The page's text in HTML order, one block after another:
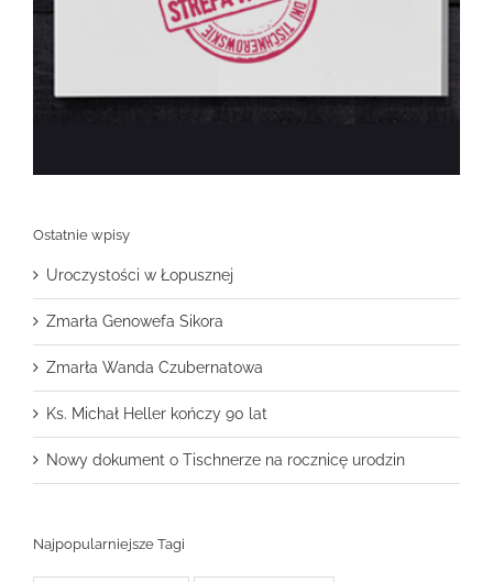
Ostatnie wpisy
Uroczystości w Łopusznej
Zmarła Genowefa Sikora
Zmarła Wanda Czubernatowa
Ks. Michał Heller kończy 90 lat
Nowy dokument o Tischnerze na rocznicę urodzin
Najpopularniejsze Tagi